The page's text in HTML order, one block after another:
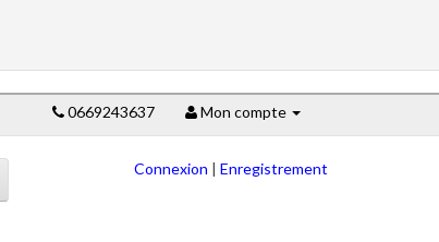
0669243637 Mon compte
Connexion | Enregistrement